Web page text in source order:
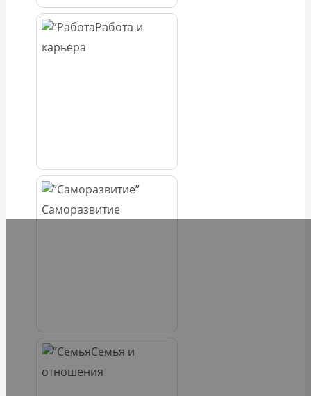
Работа и
карьера
Саморазвитие
Семья и
отношения